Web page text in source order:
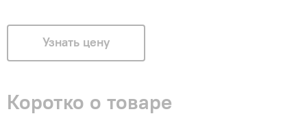
Узнать цену
Коротко о товаре